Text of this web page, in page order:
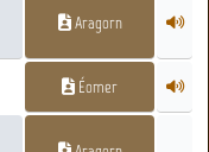
Aragorn
Éomer